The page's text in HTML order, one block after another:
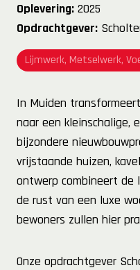
Oplevering: 2025
Opdrachtgever:
Lijmwerk, Metselwerk,
In Muiden
naar een kleinschalige,
bijzondere
vrijstaande huizen,
ontwerp combineert de
de rust van een luxe
bewoners zullen hier
Onze opdrachtgever